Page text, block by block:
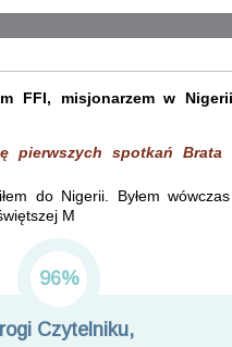
FFI, misjonarzem w
pierwszych spotkań
do Nigerii. Byłem
M
96%
Czytelniku,